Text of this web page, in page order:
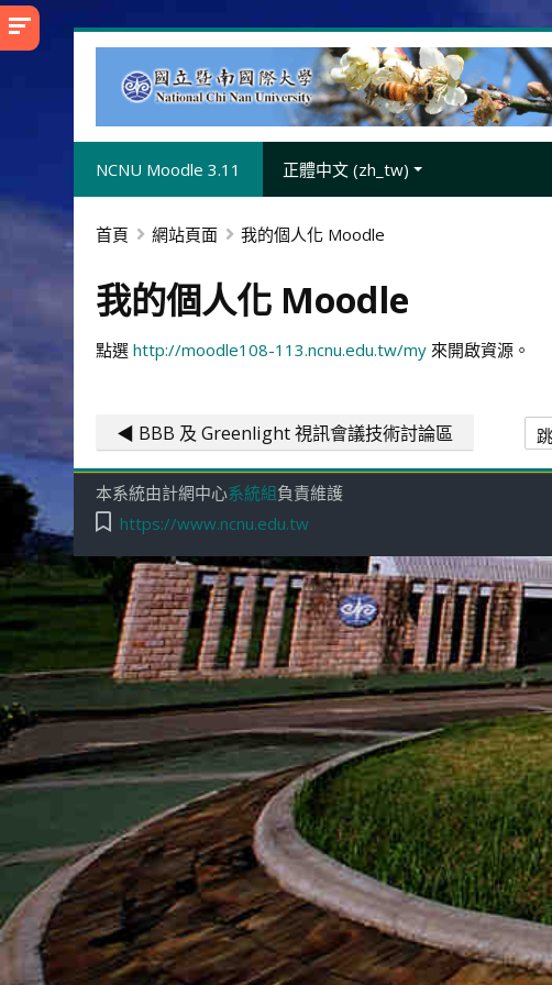
跳
NCNU Moodle 3.11 正體中文 ‎(zh_tw)‎
首頁 網站頁面 我的個人化 Moodle
我的個人化 Moodle
點選http://moodle108-113.ncnu.edu.tw/my 來開啟資源。
◀︎ BBB 及 Greenlight 視訊會議技術討論區
跳
至...
本系統由計網中心系統組負責維護
https://www.ncnu.edu.tw